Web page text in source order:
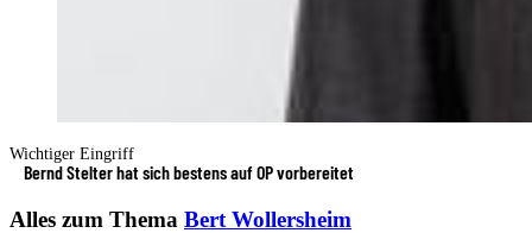
Wichtiger Eingriff
Bernd Stelter hat sich bestens auf OP vorbereitet
Alles zum Thema Bert Wollersheim